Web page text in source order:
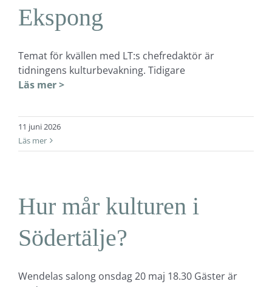
Ekspong
Temat för kvällen med LT:s chefredaktör är
tidningens kulturbevakning. Tidigare
Läs mer >
11 juni 2026
Läs mer
Hur mår kulturen i
Södertälje?
Wendelas salong onsdag 20 maj 18.30 Gäster är